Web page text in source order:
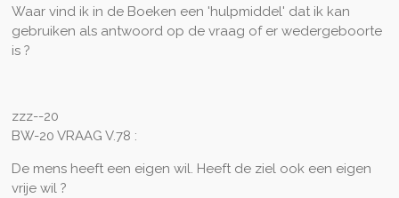
Waar vind ik in de Boeken een 'hulpmiddel' dat ik kan
gebruiken als antwoord op de vraag of er wedergeboorte
is ?
zzz--20
BW-20 VRAAG V.78 :
De mens heeft een eigen wil. Heeft de ziel ook een eigen
vrije wil ?